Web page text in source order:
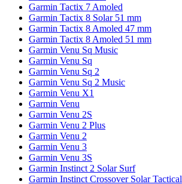
Garmin Tactix 7 Amoled
Garmin Tactix 8 Solar 51 mm
Garmin Tactix 8 Amoled 47 mm
Garmin Tactix 8 Amoled 51 mm
Garmin Venu Sq Music
Garmin Venu Sq
Garmin Venu Sq 2
Garmin Venu Sq 2 Music
Garmin Venu X1
Garmin Venu
Garmin Venu 2S
Garmin Venu 2 Plus
Garmin Venu 2
Garmin Venu 3
Garmin Venu 3S
Garmin Instinct 2 Solar Surf
Garmin Instinct Crossover Solar Tactical